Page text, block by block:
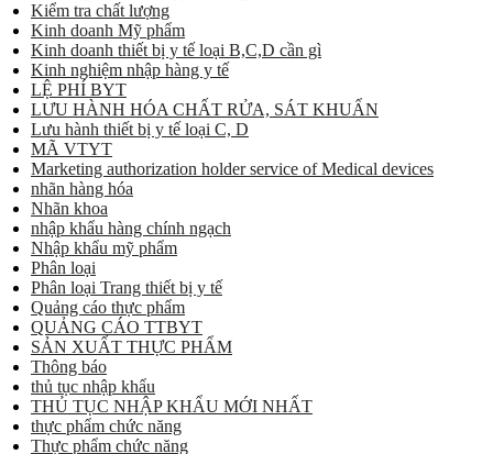
Kiểm tra chất lượng
Kinh doanh Mỹ phẩm
Kinh doanh thiết bị y tế loại B,C,D cần gì
Kinh nghiệm nhập hàng y tế
LỆ PHÍ BYT
LƯU HÀNH HÓA CHẤT RỬA, SÁT KHUẨN
Lưu hành thiết bị y tế loại C, D
MÃ VTYT
Marketing authorization holder service of Medical devices
nhãn hàng hóa
Nhãn khoa
nhập khẩu hàng chính ngạch
Nhập khẩu mỹ phẩm
Phân loại
Phân loại Trang thiết bị y tế
Quảng cáo thực phẩm
QUẢNG CÁO TTBYT
SẢN XUẤT THỰC PHẨM
Thông báo
thủ tục nhập khẩu
THỦ TỤC NHẬP KHẨU MỚI NHẤT
thực phẩm chức năng
Thực phẩm chức năng